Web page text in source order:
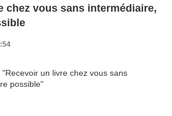
chez vous sans intermédiaire,